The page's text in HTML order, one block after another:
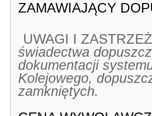
ZAMAWIAJĄCY
UWAGI I
świadectwa
dokumentacji
Kolejowego,
zamkniętych.